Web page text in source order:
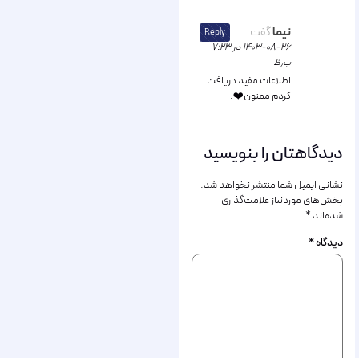
نیماگفت:
۱۴۰۳-۰۸-۲۶ در ۷:۲۳
ب٫ظ
اطلاعات مفید دریافت
کردم ممنون❤️.
Reply
دیدگاهتان را بنویسید
نشانی ایمیل شما منتشر نخواهد شد.
بخش‌های موردنیاز علامت‌گذاری
شده‌اند *
دیدگاه*